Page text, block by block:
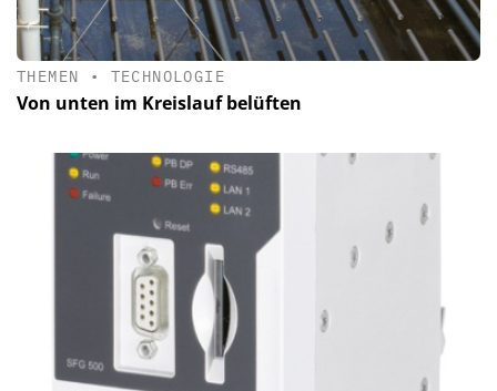
THEMEN • TECHNOLOGIE
Von unten im Kreislauf belüften